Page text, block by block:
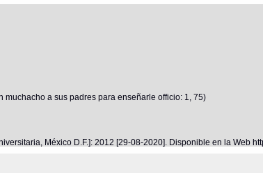
a sus padres para enseñarle officio: 1, 75)
México D.F.]: 2012 [29-08-2020]. Disponible en la Web